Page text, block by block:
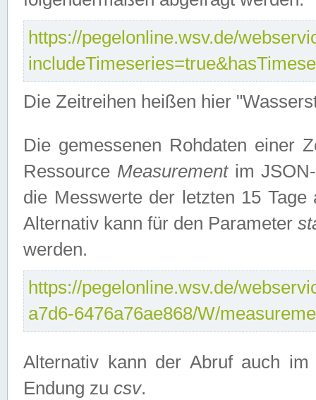
https://pegelonline.wsv.de/
Die Zeitreihen heißen hier
Die gemessenen Rohdaten einer
Ressource Measurementim JSON-
die Messwerte der letzten 15
Alternativ kann für den Parameter
werden.
https://pegelonline.wsv.de/
a7d6-6476a76ae868/W/
Alternativ kann der Abruf auch
Endung zu csv.